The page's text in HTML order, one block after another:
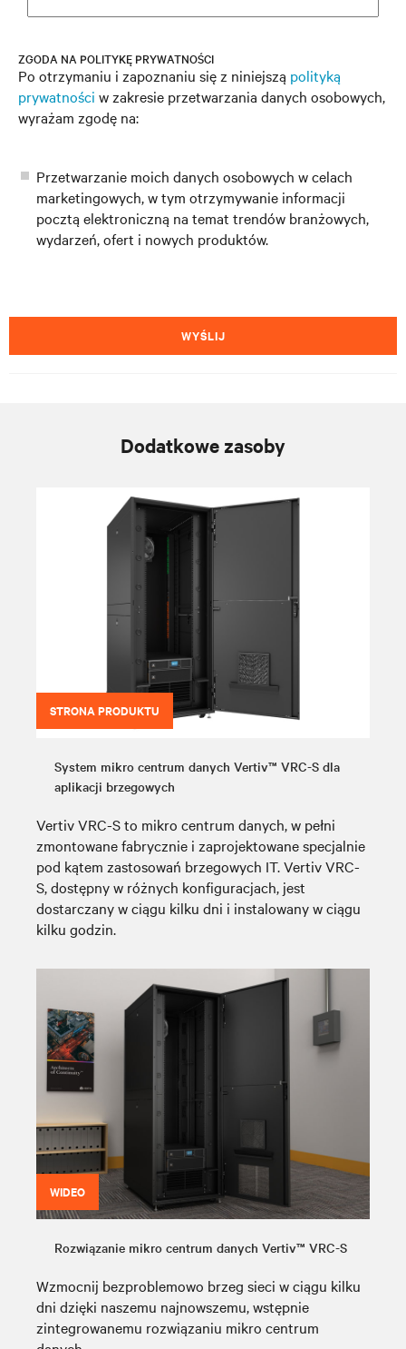
ZGODA NA POLITYKĘ PRYWATNOŚCI
Po otrzymaniu i zapoznaniu się z niniejszą polityką
prywatności w zakresie przetwarzania danych osobowych,
wyrażam zgodę na:
Przetwarzanie moich danych osobowych w celach
marketingowych, w tym otrzymywanie informacji
pocztą elektroniczną na temat trendów branżowych,
wydarzeń, ofert i nowych produktów.
WYŚLIJ
Dodatkowe zasoby
STRONA PRODUKTU
System mikro centrum danych Vertiv™ VRC-S dla
aplikacji brzegowych
Vertiv VRC-S to mikro centrum danych, w pełni
zmontowane fabrycznie i zaprojektowane specjalnie
pod kątem zastosowań brzegowych IT. Vertiv VRC-
S, dostępny w różnych konfiguracjach, jest
dostarczany w ciągu kilku dni i instalowany w ciągu
kilku godzin.
WIDEO
Rozwiązanie mikro centrum danych Vertiv™ VRC-S
Wzmocnij bezproblemowo brzeg sieci w ciągu kilku
dni dzięki naszemu najnowszemu, wstępnie
zintegrowanemu rozwiązaniu mikro centrum